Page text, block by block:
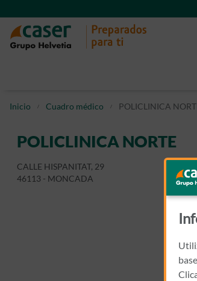
Inicio Cuadro médico POLICLINICA
POLICLINICA NORTE
CALLE HISPANITAT, 29
46113 - MONCADA